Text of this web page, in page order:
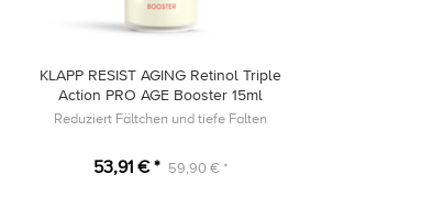
KLAPP RESIST AGING Retinol Triple
Action PRO AGE Booster 15ml
Reduziert Fältchen und tiefe Falten
53,91 € * 59,90 € *